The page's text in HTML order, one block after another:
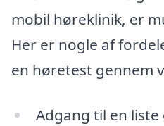
mobil høreklinik, er
Her er nogle af
en høretest gennem
Adgang til en